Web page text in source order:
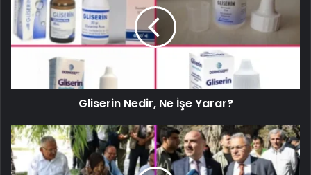
Gliserin Nedir, Ne İşe Yarar?